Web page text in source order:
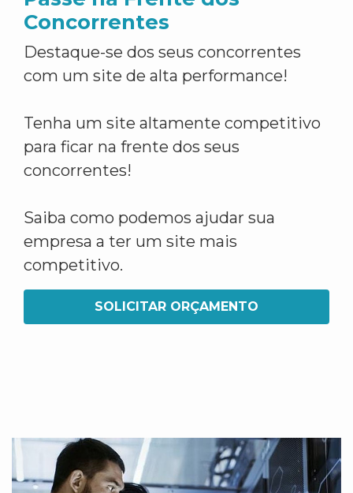
Concorrentes
Destaque-se dos seus concorrentes
com um site de alta performance!
Tenha um site altamente competitivo
para ficar na frente dos seus
concorrentes!
Saiba como podemos ajudar sua
empresa a ter um site mais
competitivo.
SOLICITAR ORÇAMENTO